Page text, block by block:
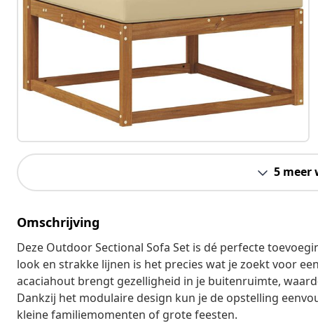
5 meer
Omschrijving
Deze Outdoor Sectional Sofa Set is dé perfecte
look en strakke lijnen is het precies wat je zoekt voor
acaciahout brengt gezelligheid in je buitenruimte,
Dankzij het modulaire design kun je de opstelling
kleine familiemomenten of grote feesten.